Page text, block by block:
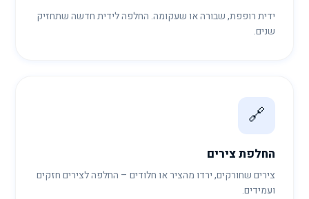
ידית רופפת, שבורה או שעקומה. החלפה לידית חדשה שתחזיק
שנים.
🔗
החלפת צירים
צירים שחורקים, ירדו מהציר או חלודים – החלפה לצירים חזקים
ועמידים.